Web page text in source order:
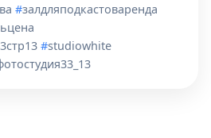
#залдляподкастоваренда
#studiowhite